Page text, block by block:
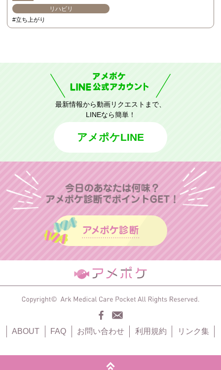
リハビリ
#立ち上がり
最新情報から動画リクエストまで、
LINEなら簡単！
アメポケLINE
ABOUT FAQ お問い合わせ 利用規約 リンク集